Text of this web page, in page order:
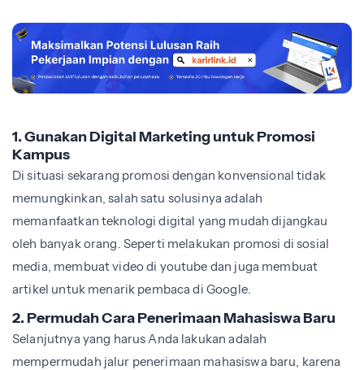
1. Gunakan Digital Marketing untuk Promosi
Kampus
Di situasi sekarang promosi dengan konvensional tidak
memungkinkan, salah satu solusinya adalah
memanfaatkan teknologi digital yang mudah dijangkau
oleh banyak orang. Seperti melakukan promosi di sosial
media, membuat video di youtube dan juga membuat
artikel untuk menarik pembaca di Google.
2. Permudah Cara Penerimaan Mahasiswa Baru
Selanjutnya yang harus Anda lakukan adalah
mempermudah jalur penerimaan mahasiswa baru, karena